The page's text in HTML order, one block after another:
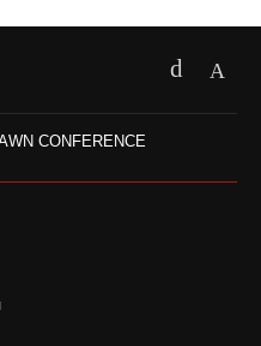
WN CONFERENCE